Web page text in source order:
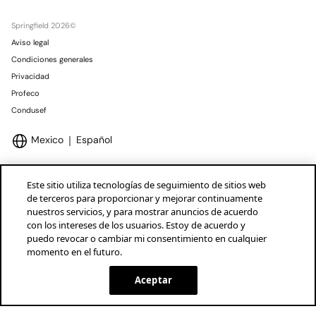
Springfield 2026©
Aviso legal
Condiciones generales
Privacidad
Profeco
Condusef
Mexico Español
Marcas Tendam
Este sitio utiliza tecnologías de seguimiento de sitios web
de terceros para proporcionar y mejorar continuamente
nuestros servicios, y para mostrar anuncios de acuerdo
con los intereses de los usuarios. Estoy de acuerdo y
puedo revocar o cambiar mi consentimiento en cualquier
momento en el futuro.
Aceptar